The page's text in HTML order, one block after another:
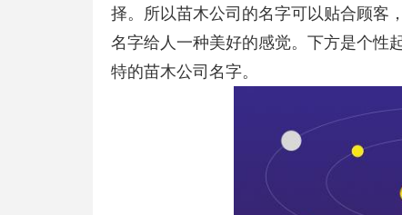
择。所以苗木公司的名字可以贴合顾客
名字给人一种美好的感觉。下方是个性
特的苗木公司名字。